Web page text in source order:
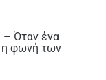
– Όταν ένα
η φωνή των